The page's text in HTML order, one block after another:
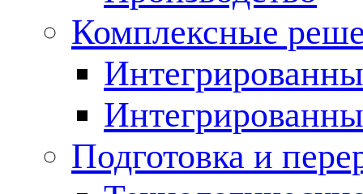
Комплексные
Подготовка и